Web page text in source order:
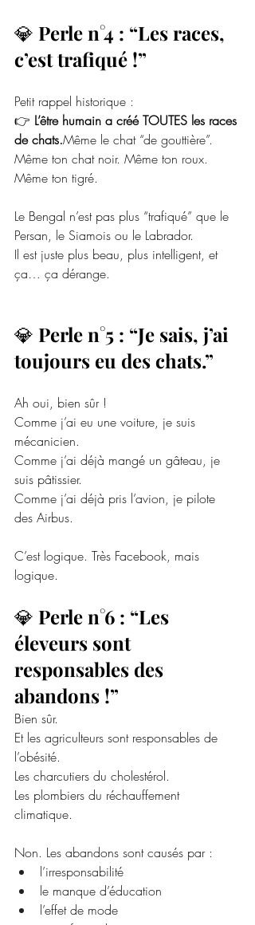
💎 Perle n°4 : “Les races,
c’est trafiqué !”
Petit rappel historique :
👉 L’être humain a créé TOUTES les races
de chats.Même le chat “de gouttière”.
Même ton chat noir. Même ton roux.
Même ton tigré.
Le Bengal n’est pas plus “trafiqué” que le
Persan, le Siamois ou le Labrador.
Il est juste plus beau, plus intelligent, et
ça… ça dérange.
💎 Perle n°5 : “Je sais, j’ai
toujours eu des chats.”
Ah oui, bien sûr !
Comme j’ai eu une voiture, je suis
mécanicien.
Comme j’ai déjà mangé un gâteau, je
suis pâtissier.
Comme j’ai déjà pris l’avion, je pilote
des Airbus.
C’est logique. Très Facebook, mais
logique.
💎 Perle n°6 : “Les
éleveurs sont
responsables des
abandons !”
Bien sûr.
Et les agriculteurs sont responsables de
l’obésité.
Les charcutiers du cholestérol.
Les plombiers du réchauffement
climatique.
Non. Les abandons sont causés par :
l’irresponsabilité
le manque d’éducation
l’effet de mode